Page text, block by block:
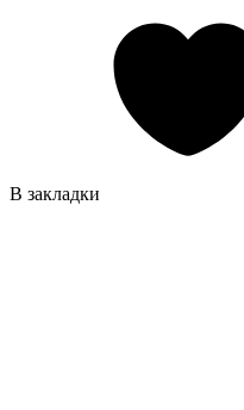
В закладки